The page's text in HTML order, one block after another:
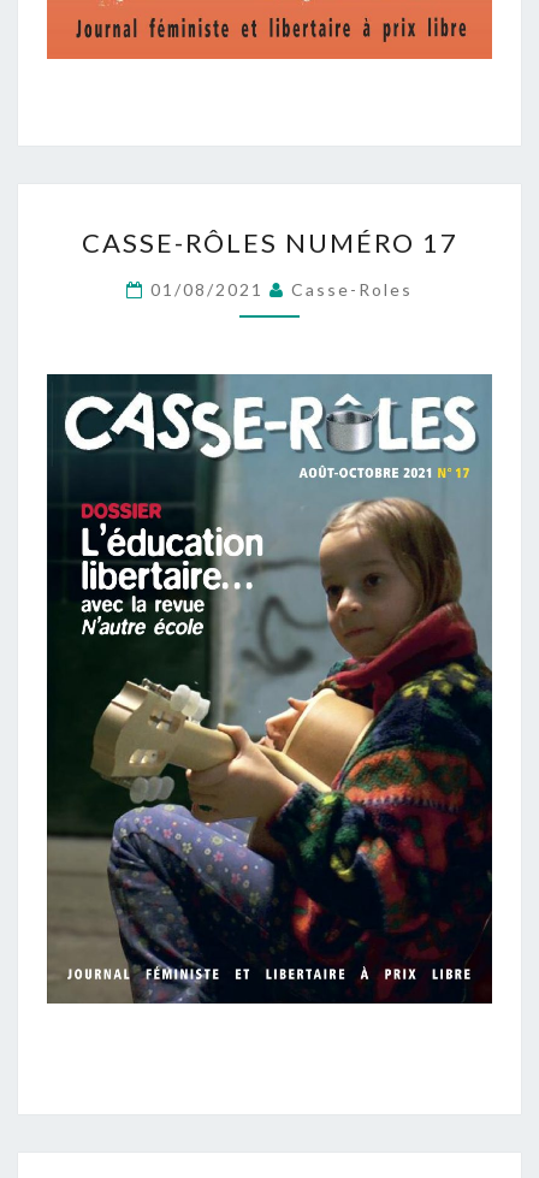
RÔLES
NUMÉRO
17
CASSE-RÔLES NUMÉRO 17
01/08/2021 Casse-Roles